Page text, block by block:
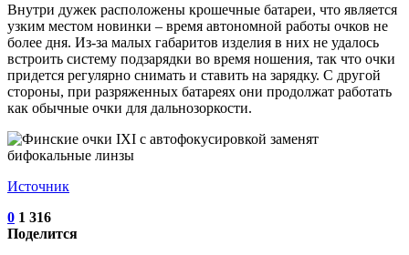
Внутри дужек расположены крошечные батареи, что является
узким местом новинки – время автономной работы очков не
более дня. Из-за малых габаритов изделия в них не удалось
встроить систему подзарядки во время ношения, так что очки
придется регулярно снимать и ставить на зарядку. С другой
стороны, при разряженных батареях они продолжат работать
как обычные очки для дальнозоркости.
Источник
0 1 316
Поделится